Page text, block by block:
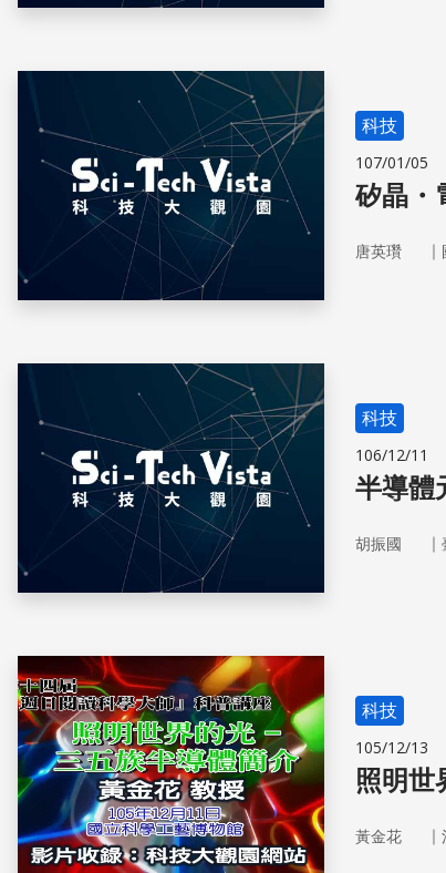
科技
107/01/05
矽晶・
唐英瓚 ｜
科技
106/12/11
半導體
胡振國 ｜
科技
105/12/13
照明世
黃金花 ｜